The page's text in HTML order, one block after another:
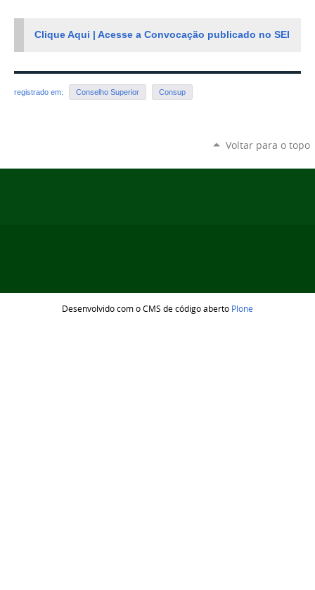
Clique Aqui | Acesse a Convocação publicado no SEI
registrado em: Conselho Superior Consup
Voltar para o topo
Desenvolvido com o CMS de código aberto Plone